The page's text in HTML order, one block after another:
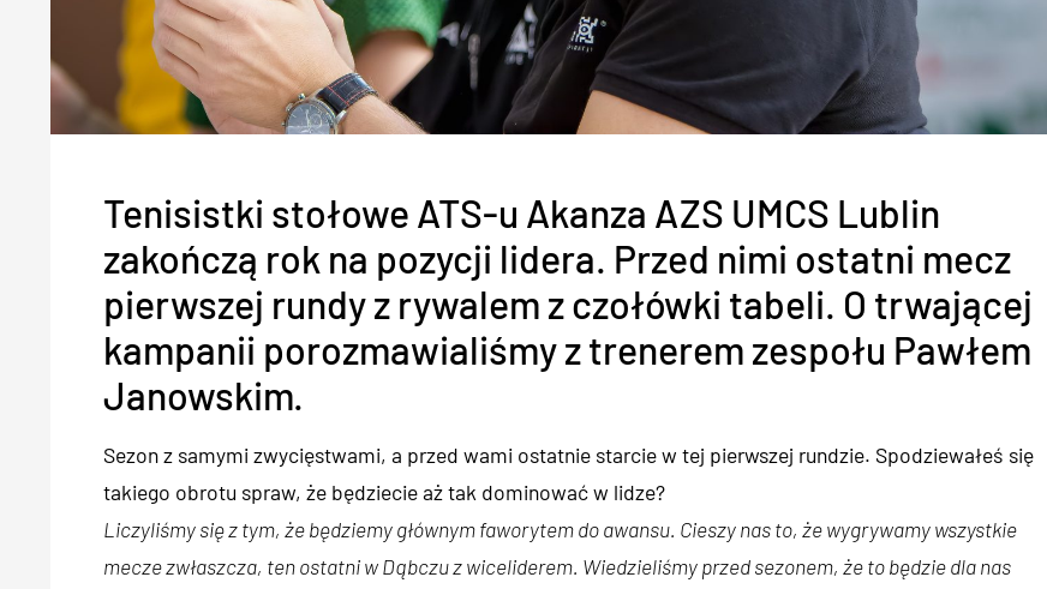
Tenisistki stołowe ATS-u Akanza AZS UMCS Lublin
zakończą rok na pozycji lidera. Przed nimi ostatni mecz
pierwszej rundy z rywalem z czołówki tabeli. O trwającej
kampanii porozmawialiśmy z trenerem zespołu Pawłem
Janowskim.
Sezon z samymi zwycięstwami, a przed wami ostatnie starcie w tej pierwszej rundzie. Spodziewałeś się
takiego obrotu spraw, że będziecie aż tak dominować w lidze?
Liczyliśmy się z tym, że będziemy głównym faworytem do awansu. Cieszy nas to, że wygrywamy wszystkie
mecze zwłaszcza, ten ostatni w Dąbczu z wiceliderem. Wiedzieliśmy przed sezonem, że to będzie dla nas